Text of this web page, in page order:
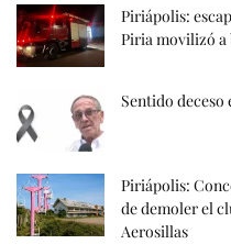
Piriápolis:
Piria movilizó
Sentido
Piriápolis:
de demoler el
Aerosillas